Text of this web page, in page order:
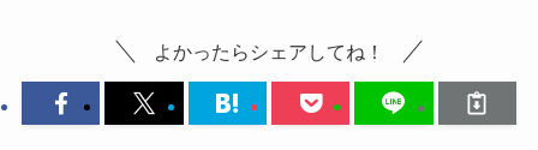
よかったらシェアしてね！